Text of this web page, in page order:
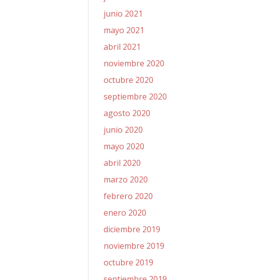
junio 2021
mayo 2021
abril 2021
noviembre 2020
octubre 2020
septiembre 2020
agosto 2020
junio 2020
mayo 2020
abril 2020
marzo 2020
febrero 2020
enero 2020
diciembre 2019
noviembre 2019
octubre 2019